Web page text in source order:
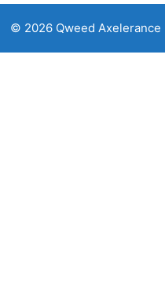
© 2026 Qweed Axelerance